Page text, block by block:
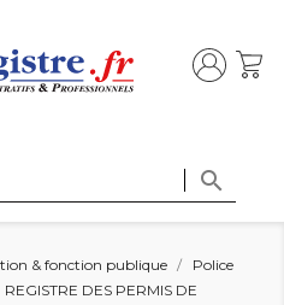

& fonction publique
Police
REGISTRE DES PERMIS DE